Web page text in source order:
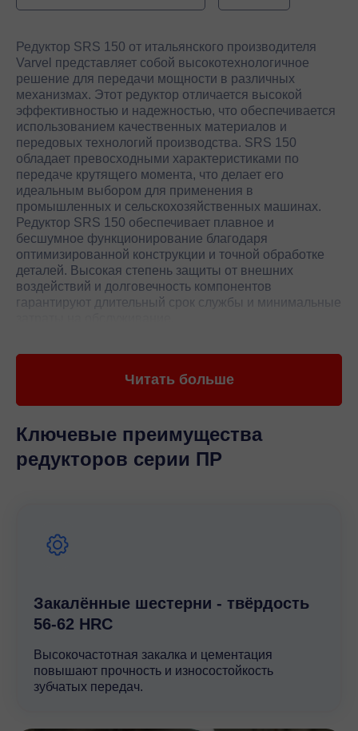
Редуктор SRS 150 от итальянского производителя
Varvel представляет собой высокотехнологичное
решение для передачи мощности в различных
механизмах. Этот редуктор отличается высокой
эффективностью и надежностью, что обеспечивается
использованием качественных материалов и
передовых технологий производства. SRS 150
обладает превосходными характеристиками по
передаче крутящего момента, что делает его
идеальным выбором для применения в
промышленных и сельскохозяйственных машинах.
Редуктор SRS 150 обеспечивает плавное и
бесшумное функционирование благодаря
оптимизированной конструкции и точной обработке
деталей. Высокая степень защиты от внешних
воздействий и долговечность компонентов
гарантируют длительный срок службы и минимальные
интегрировать его в различные системы без
обеспечиваются благодаря использованию
современных методов контроля качества и строгим
стандартам производства. Редуктор SRS 150
соответствия. Выбирая редуктор SRS 150, вы
получаете надежное и эффективное решение,
Читать больше
Ключевые преимущества
редукторов серии ПР
Закалённые шестерни - твёрдость
56-62 HRC
Высокочастотная закалка и цементация
повышают прочность и износостойкость
зубчатых передач.